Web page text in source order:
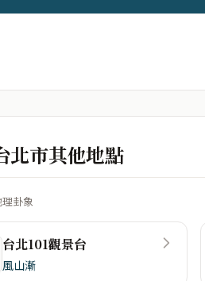
北市其他地點
卦象
台北101觀景台
風山漸